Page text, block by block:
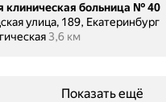
клиническая больница № 40
улица, 189, Екатеринбург
Расстояние 3,6 км
3,6 км
Показать ещё